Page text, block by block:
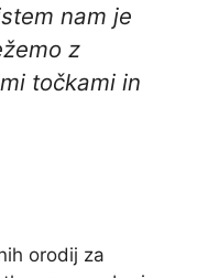
nam je
z
točkami in
orodij za